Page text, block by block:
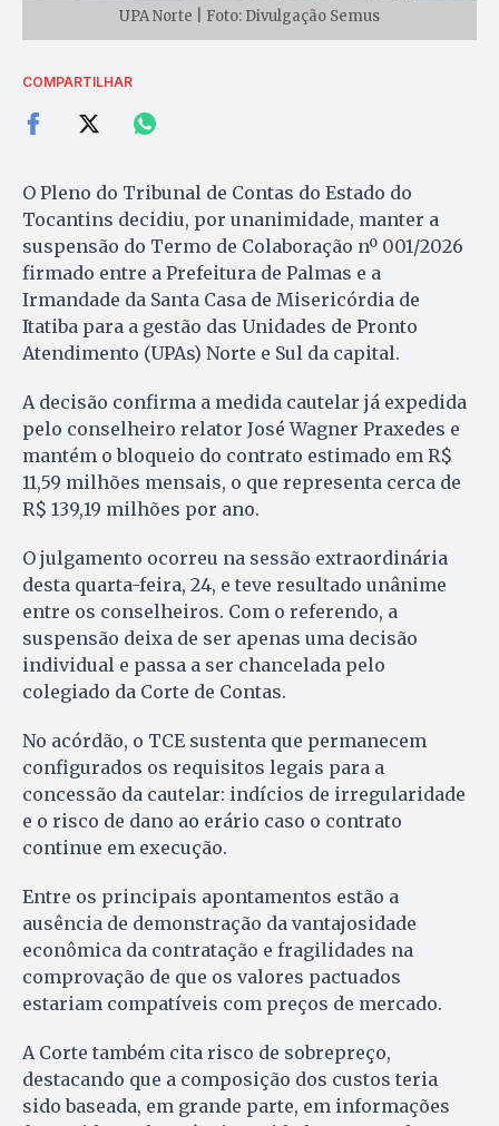
UPA Norte | Foto: Divulgação Semus
COMPARTILHAR
O Pleno do Tribunal de Contas do Estado do
Tocantins decidiu, por unanimidade, manter a
suspensão do Termo de Colaboração nº 001/2026
firmado entre a Prefeitura de Palmas e a
Irmandade da Santa Casa de Misericórdia de
Itatiba para a gestão das Unidades de Pronto
Atendimento (UPAs) Norte e Sul da capital.
A decisão confirma a medida cautelar já expedida
pelo conselheiro relator José Wagner Praxedes e
mantém o bloqueio do contrato estimado em R$
11,59 milhões mensais, o que representa cerca de
R$ 139,19 milhões por ano.
O julgamento ocorreu na sessão extraordinária
desta quarta-feira, 24, e teve resultado unânime
entre os conselheiros. Com o referendo, a
suspensão deixa de ser apenas uma decisão
individual e passa a ser chancelada pelo
colegiado da Corte de Contas.
No acórdão, o TCE sustenta que permanecem
configurados os requisitos legais para a
concessão da cautelar: indícios de irregularidade
e o risco de dano ao erário caso o contrato
continue em execução.
Entre os principais apontamentos estão a
ausência de demonstração da vantajosidade
econômica da contratação e fragilidades na
comprovação de que os valores pactuados
estariam compatíveis com preços de mercado.
A Corte também cita risco de sobrepreço,
destacando que a composição dos custos teria
sido baseada, em grande parte, em informações